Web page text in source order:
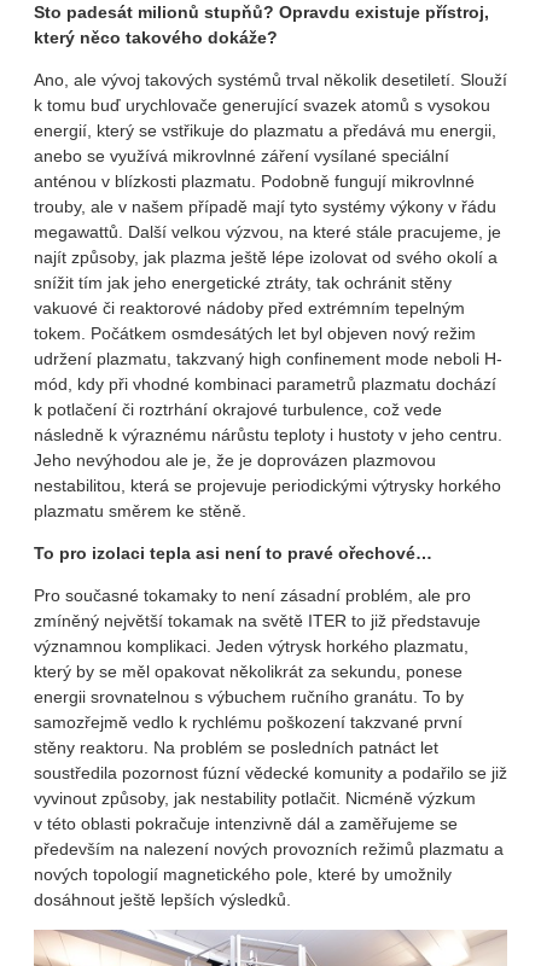
Sto padesát milionů stupňů? Opravdu existuje přístroj,
který něco takového dokáže?
Ano, ale vývoj takových systémů trval několik desetiletí. Slouží
k tomu buď urychlovače generující svazek atomů s vysokou
energií, který se vstřikuje do plazmatu a předává mu energii,
anebo se využívá mikrovlnné záření vysílané speciální
anténou v blízkosti plazmatu. Podobně fungují mikrovlnné
trouby, ale v našem případě mají tyto systémy výkony v řádu
megawattů. Další velkou výzvou, na které stále pracujeme, je
najít způsoby, jak plazma ještě lépe izolovat od svého okolí a
snížit tím jak jeho energetické ztráty, tak ochránit stěny
vakuové či reaktorové nádoby před extrémním tepelným
tokem. Počátkem osmdesátých let byl objeven nový režim
udržení plazmatu, takzvaný high confinement mode neboli H-
mód, kdy při vhodné kombinaci parametrů plazmatu dochází
k potlačení či roztrhání okrajové turbulence, což vede
následně k výraznému nárůstu teploty i hustoty v jeho centru.
Jeho nevýhodou ale je, že je doprovázen plazmovou
nestabilitou, která se projevuje periodickými výtrysky horkého
plazmatu směrem ke stěně.
To pro izolaci tepla asi není to pravé ořechové…
Pro současné tokamaky to není zásadní problém, ale pro
zmíněný největší tokamak na světě ITER to již představuje
významnou komplikaci. Jeden výtrysk horkého plazmatu,
který by se měl opakovat několikrát za sekundu, ponese
energii srovnatelnou s výbuchem ručního granátu. To by
samozřejmě vedlo k rychlému poškození takzvané první
stěny reaktoru. Na problém se posledních patnáct let
soustředila pozornost fúzní vědecké komunity a podařilo se již
vyvinout způsoby, jak nestability potlačit. Nicméně výzkum
v této oblasti pokračuje intenzivně dál a zaměřujeme se
především na nalezení nových provozních režimů plazmatu a
nových topologií magnetického pole, které by umožnily
dosáhnout ještě lepších výsledků.